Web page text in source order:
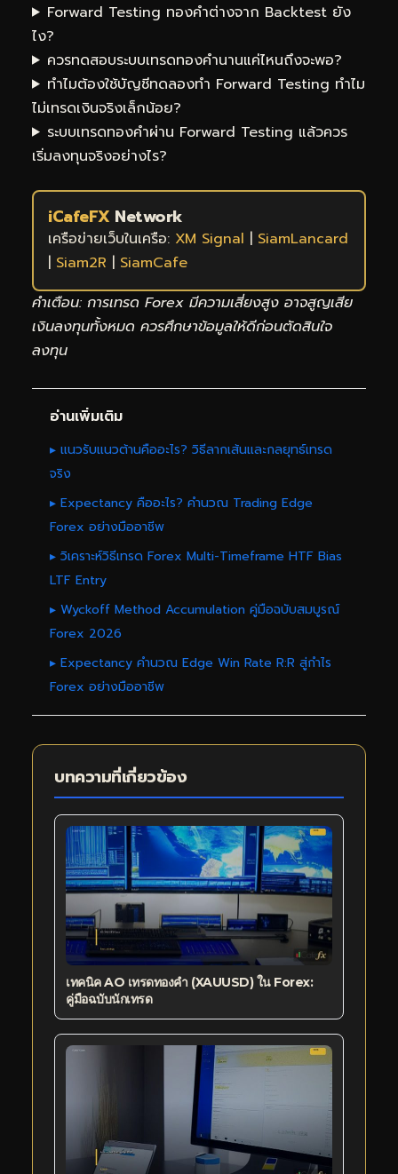
Forward Testing ทองคำต่างจาก Backtest ยัง
ไง?
ควรทดสอบระบบเทรดทองคำนานแค่ไหนถึงจะพอ?
ทำไมต้องใช้บัญชีทดลองทำ Forward Testing ทำไม
ไม่เทรดเงินจริงเล็กน้อย?
ระบบเทรดทองคำผ่าน Forward Testing แล้วควร
เริ่มลงทุนจริงอย่างไร?
iCafeFX Network
เครือข่ายเว็บในเครือ: XM Signal | SiamLancard
| Siam2R | SiamCafe
คำเตือน: การเทรด Forex มีความเสี่ยงสูง อาจสูญเสีย
เงินลงทุนทั้งหมด ควรศึกษาข้อมูลให้ดีก่อนตัดสินใจ
ลงทุน
อ่านเพิ่มเติม
▸ แนวรับแนวต้านคืออะไร? วิธีลากเส้นและกลยุทธ์เทรด
จริง
▸ Expectancy คืออะไร? คำนวณ Trading Edge
Forex อย่างมืออาชีพ
▸ วิเคราะห์วิธีเทรด Forex Multi-Timeframe HTF Bias
LTF Entry
▸ Wyckoff Method Accumulation คู่มือฉบับสมบูรณ์
Forex 2026
▸ Expectancy คำนวณ Edge Win Rate R:R สู่กำไร
Forex อย่างมืออาชีพ
บทความที่เกี่ยวข้อง
เทคนิค AO เทรดทองคำ (XAUUSD) ใน Forex:
คู่มือฉบับนักเทรด